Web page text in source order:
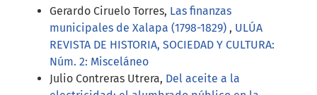
Gerardo Ciruelo Torres, Las finanzas
municipales de Xalapa (1798-1829) , ULÚA
REVISTA DE HISTORIA, SOCIEDAD Y CULTURA:
Núm. 2: Misceláneo
Julio Contreras Utrera, Del aceite a la